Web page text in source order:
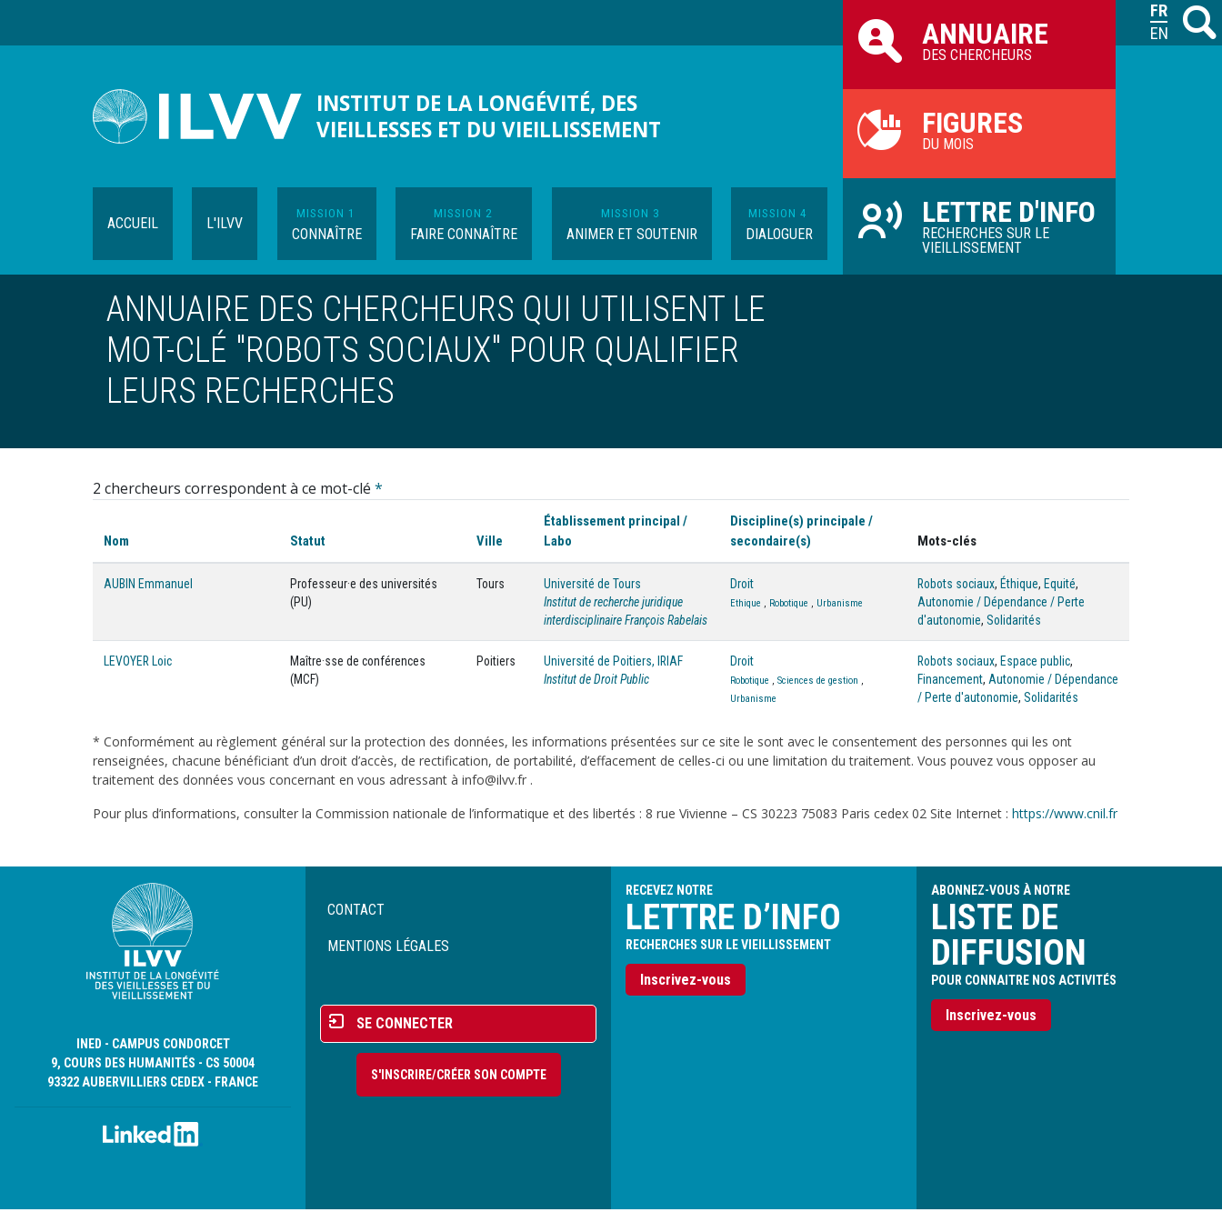
M
INSTITUT DE LA LONGÉVITÉ, DES
VIEILLESSES ET DU VIEILLISSEMENT
ACCUEIL L'ILVV
MISSION 1
CONNAÎTRE
MISSION 2
FAIRE CONNAÎTRE
MISSION 3
ANIMER ET SOUTENIR
MISSION 4
DIALOGUER
ILVV
ANNUAIRE
DES CHERCHEURS
FIGURES
DU MOIS
LETTRE D'INFO
RECHERCHES SUR LE
VIEILLISSEMENT
ANNUAIRE DES CHERCHEURS QUI UTILISENT LE
MOT-CLÉ "ROBOTS SOCIAUX" POUR QUALIFIER
LEURS RECHERCHES
2 chercheurs correspondent à ce mot-clé *
Nom Statut Ville
Établissement principal /
Labo
Discipline(s) principale /
secondaire(s)
Mots-clés
AUBIN Emmanuel
Professeur·e des universités
(PU)
Tours
Université de Tours
Institut de recherche juridique
interdisciplinaire François Rabelais
Droit
Ethique , Robotique , Urbanisme
Robots sociaux, Éthique, Equité,
Autonomie / Dépendance / Perte
d'autonomie, Solidarités
LEVOYER Loic
Maître·sse de conférences
(MCF)
Poitiers
Université de Poitiers, IRIAF
Institut de Droit Public
Droit
Robotique , Sciences de gestion ,
Urbanisme
Robots sociaux, Espace public,
Financement, Autonomie / Dépendance
/ Perte d'autonomie, Solidarités
* Conformément au règlement général sur la protection des données, les informations présentées sur ce site le sont avec le consentement des personnes qui les ont
renseignées, chacune bénéficiant d’un droit d’accès, de rectification, de portabilité, d’effacement de celles-ci ou une limitation du traitement. Vous pouvez vous opposer au
traitement des données vous concernant en vous adressant à info@ilvv.fr .
Pour plus d’informations, consulter la Commission nationale de l’informatique et des libertés : 8 rue Vivienne – CS 30223 75083 Paris cedex 02 Site Internet : https://www.cnil.fr
INED - CAMPUS CONDORCET
9, COURS DES HUMANITÉS - CS 50004
93322 AUBERVILLIERS CEDEX - FRANCE
Menu
de
CONTACT
MENTIONS LÉGALES
Menu
du
compte
l'utilisateur
SE CONNECTER
S'INSCRIRE/CRÉER SON COMPTE
RECEVEZ NOTRE
LETTRE D’INFO
RECHERCHES SUR LE VIEILLISSEMENT
Inscrivez-vous
ABONNEZ-VOUS À NOTRE
LISTE DE
DIFFUSION
POUR CONNAITRE NOS ACTIVITÉS
Inscrivez-vous
FRANÇAIS
ENGLISH